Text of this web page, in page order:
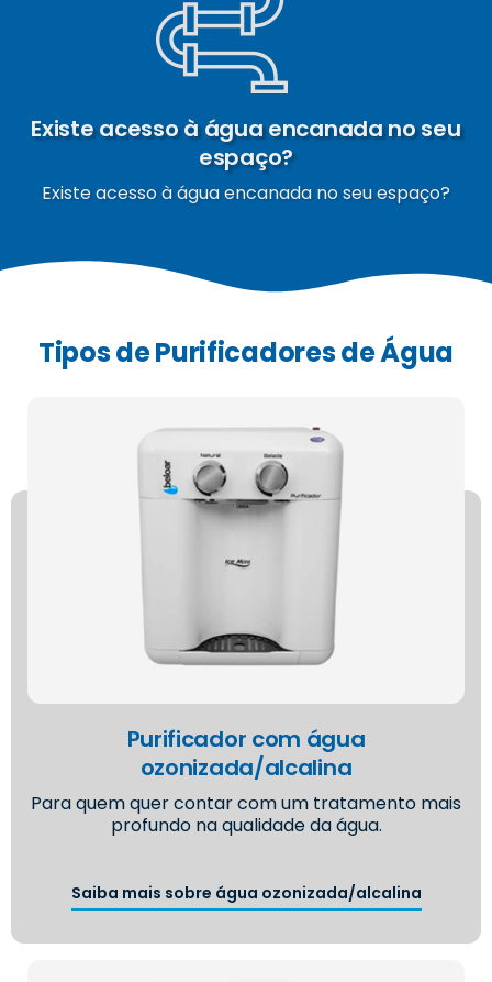
Existe acesso à água encanada no seu
espaço?
Existe acesso à água encanada no seu espaço?
Tipos de Purificadores de Água
Purificador com água
ozonizada/alcalina
Para quem quer contar com um tratamento mais
profundo na qualidade da água.
Saiba mais sobre água ozonizada/alcalina